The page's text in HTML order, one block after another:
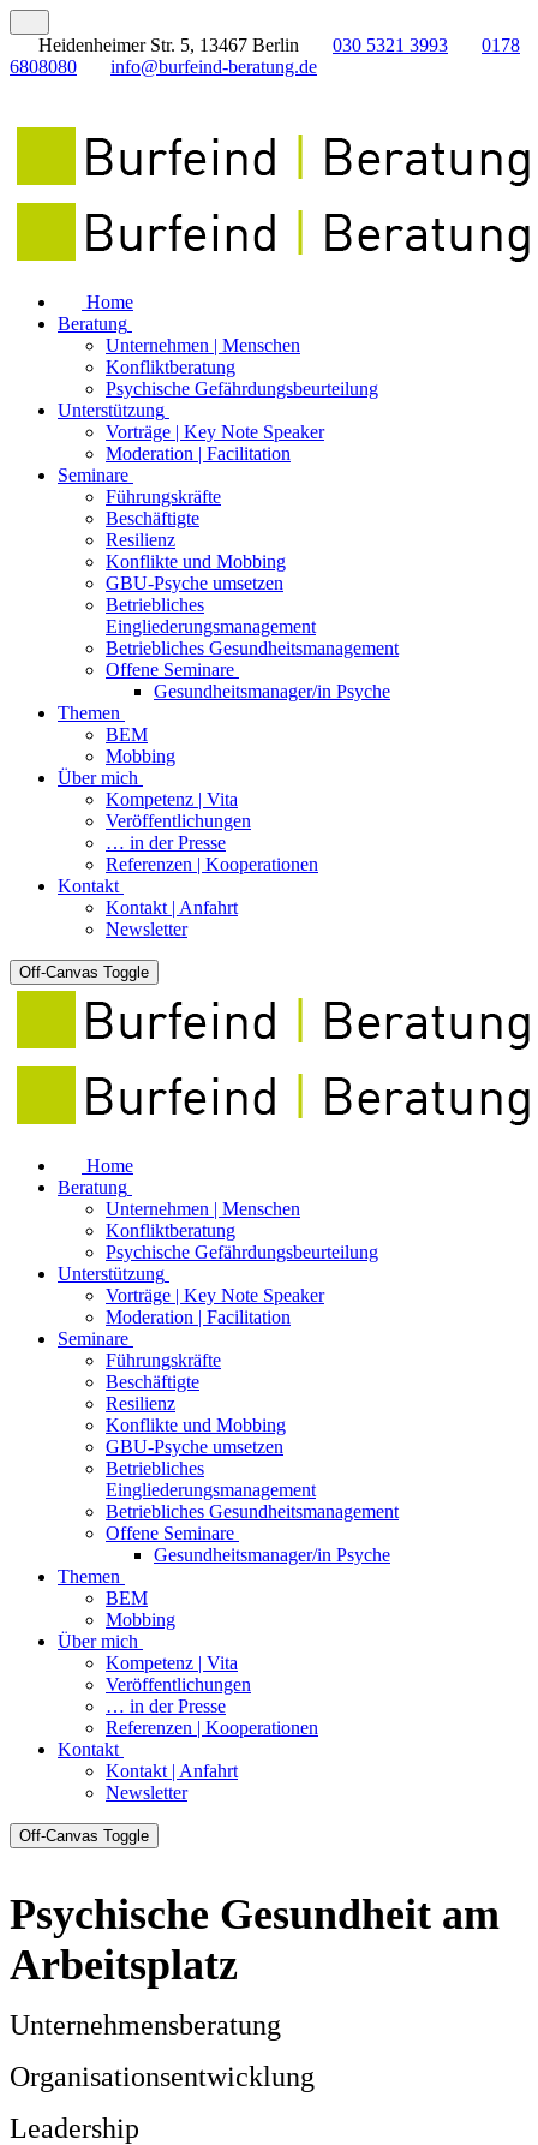
Heidenheimer Str. 5, 13467 Berlin 030 5321 3993
0178
6808080
info@burfeind-beratung.de
Home
Beratung
Unternehmen | Menschen
Konfliktberatung
Psychische Gefährdungsbeurteilung
Unterstützung
Vorträge | Key Note Speaker
Moderation | Facilitation
Seminare
Führungskräfte
Beschäftigte
Resilienz
Konflikte und Mobbing
GBU-Psyche umsetzen
Betriebliches
Eingliederungsmanagement
Betriebliches Gesundheitsmanagement
Offene Seminare
Gesundheitsmanager/in Psyche
Themen
BEM
Mobbing
Über mich
Kompetenz | Vita
Veröffentlichungen
… in der Presse
Referenzen | Kooperationen
Kontakt
Kontakt | Anfahrt
Newsletter
Off-Canvas Toggle
Home
Beratung
Unternehmen | Menschen
Konfliktberatung
Psychische Gefährdungsbeurteilung
Unterstützung
Vorträge | Key Note Speaker
Moderation | Facilitation
Seminare
Führungskräfte
Beschäftigte
Resilienz
Konflikte und Mobbing
GBU-Psyche umsetzen
Betriebliches
Eingliederungsmanagement
Betriebliches Gesundheitsmanagement
Offene Seminare
Gesundheitsmanager/in Psyche
Themen
BEM
Mobbing
Über mich
Kompetenz | Vita
Veröffentlichungen
… in der Presse
Referenzen | Kooperationen
Kontakt
Kontakt | Anfahrt
Newsletter
Off-Canvas Toggle
Psychische Gesundheit am
Arbeitsplatz
Unternehmensberatung
Organisationsentwicklung
Leadership